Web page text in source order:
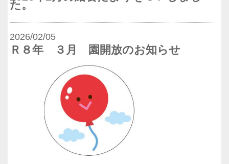
た。
2026/02/05
Ｒ８年 ３月 園開放のお知らせ